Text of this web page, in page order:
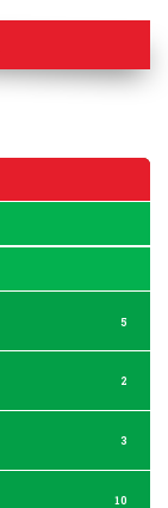
5
2
3
10